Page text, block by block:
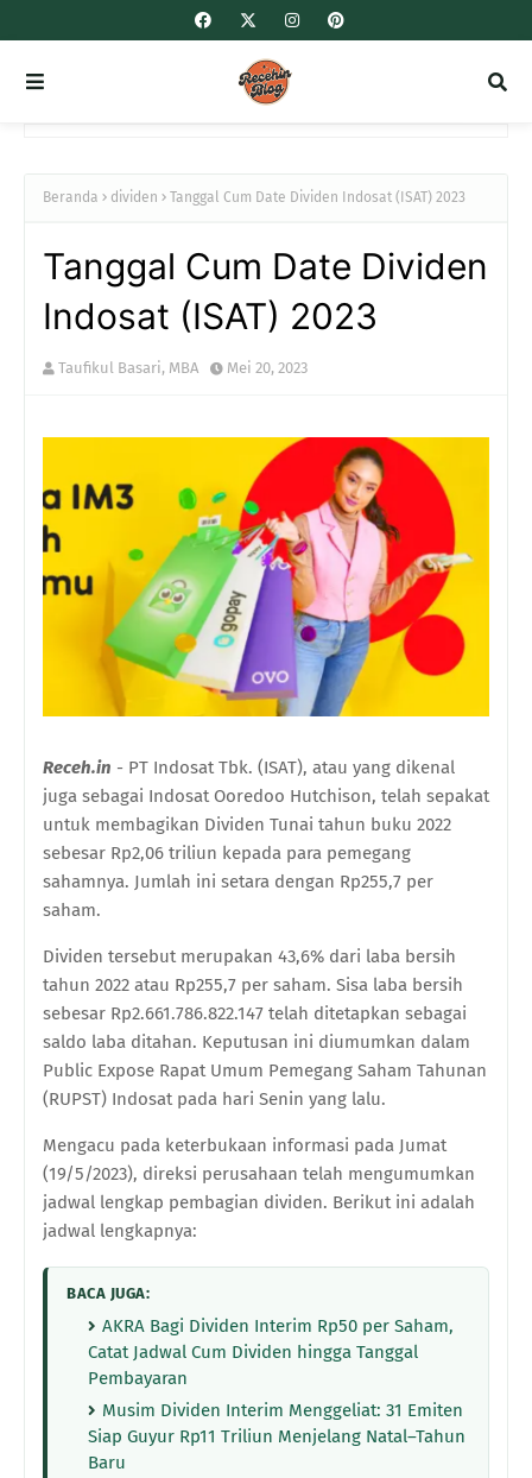
Beranda dividen Tanggal Cum Date Dividen Indosat (ISAT) 2023
Tanggal Cum Date Dividen
Indosat (ISAT) 2023
Taufikul Basari, MBA Mei 20, 2023
Receh.in - PT Indosat Tbk. (ISAT), atau yang dikenal
juga sebagai Indosat Ooredoo Hutchison, telah sepakat
untuk membagikan Dividen Tunai tahun buku 2022
sebesar Rp2,06 triliun kepada para pemegang
sahamnya. Jumlah ini setara dengan Rp255,7 per
saham.
Dividen tersebut merupakan 43,6% dari laba bersih
tahun 2022 atau Rp255,7 per saham. Sisa laba bersih
sebesar Rp2.661.786.822.147 telah ditetapkan sebagai
saldo laba ditahan. Keputusan ini diumumkan dalam
Public Expose Rapat Umum Pemegang Saham Tahunan
(RUPST) Indosat pada hari Senin yang lalu.
Mengacu pada keterbukaan informasi pada Jumat
(19/5/2023), direksi perusahaan telah mengumumkan
jadwal lengkap pembagian dividen. Berikut ini adalah
jadwal lengkapnya:
BACA JUGA:
AKRA Bagi Dividen Interim Rp50 per Saham,
Catat Jadwal Cum Dividen hingga Tanggal
Pembayaran
Musim Dividen Interim Menggeliat: 31 Emiten
Siap Guyur Rp11 Triliun Menjelang Natal–Tahun
Baru